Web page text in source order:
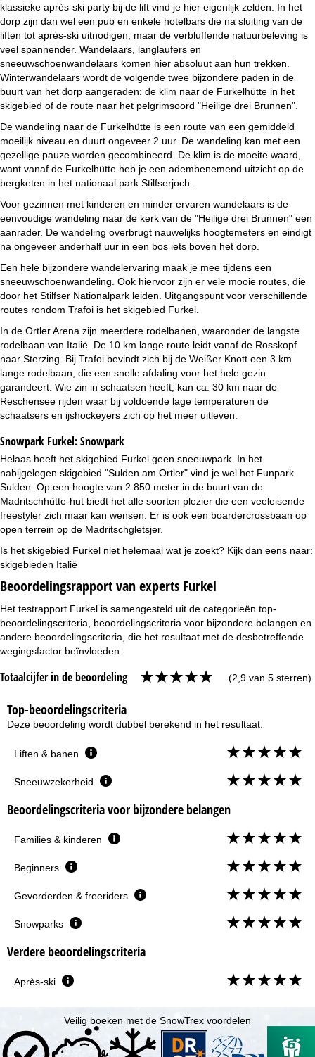
klassieke après-ski party bij de lift vind je hier eigenlijk zelden. In het
dorp zijn dan wel een pub en enkele hotelbars die na sluiting van de
liften tot après-ski uitnodigen, maar de verbluffende natuurbeleving is
veel spannender. Wandelaars, langlaufers en
sneeuwschoenwandelaars komen hier absoluut aan hun trekken.
Winterwandelaars wordt de volgende twee bijzondere paden in de
buurt van het dorp aangeraden: de klim naar de Furkelhütte in het
skigebied of de route naar het pelgrimsoord "Heilige drei Brunnen".
De wandeling naar de Furkelhütte is een route van een gemiddeld
moeilijk niveau en duurt ongeveer 2 uur. De wandeling kan met een
gezellige pauze worden gecombineerd. De klim is de moeite waard,
want vanaf de Furkelhütte heb je een adembenemend uitzicht op de
bergketen in het nationaal park Stilfserjoch.
Voor gezinnen met kinderen en minder ervaren wandelaars is de
eenvoudige wandeling naar de kerk van de "Heilige drei Brunnen" een
aanrader. De wandeling overbrugt nauwelijks hoogtemeters en eindigt
na ongeveer anderhalf uur in een bos iets boven het dorp.
Een hele bijzondere wandelervaring maak je mee tijdens een
sneeuwschoenwandeling. Ook hiervoor zijn er vele mooie routes, die
door het Stilfser Nationalpark leiden. Uitgangspunt voor verschillende
routes rondom Trafoi is het skigebied Furkel.
In de Ortler Arena zijn meerdere rodelbanen, waaronder de langste
rodelbaan van Italië. De 10 km lange route leidt vanaf de Rosskopf
naar Sterzing. Bij Trafoi bevindt zich bij de Weißer Knott een 3 km
lange rodelbaan, die een snelle afdaling voor het hele gezin
garandeert. Wie zin in schaatsen heeft, kan ca. 30 km naar de
Reschensee rijden waar bij voldoende lage temperaturen de
schaatsers en ijshockeyers zich op het meer uitleven.
Snowpark Furkel:Snowpark
Helaas heeft het skigebied Furkel geen sneeuwpark. In het
nabijgelegen skigebied "Sulden am Ortler" vind je wel het Funpark
Sulden. Op een hoogte van 2.850 meter in de buurt van de
Madritschhütte-hut biedt het alle soorten plezier die een veeleisende
freestyler zich maar kan wensen. Er is ook een boardercrossbaan op
open terrein op de Madritschgletsjer.
Is het skigebied Furkel niet helemaal wat je zoekt? Kijk dan eens naar:
skigebieden Italië
Beoordelingsrapport van experts Furkel
Het testrapport Furkel is samengesteld uit de categorieën top-
beoordelingscriteria, beoordelingscriteria voor bijzondere belangen en
andere beoordelingscriteria, die het resultaat met de desbetreffende
wegingsfactor beïnvloeden.
Totaalcijfer in de beoordeling (2,9 van 5 sterren)
Top-beoordelingscriteria
Deze beoordeling wordt dubbel berekend in het resultaat.
Liften & banen
Sneeuwzekerheid
Beoordelingscriteria voor bijzondere belangen
Families & kinderen
Beginners
Gevorderden & freeriders
Snowparks
Verdere beoordelingscriteria
Après-ski
Veilig boeken met de SnowTrex voordelen